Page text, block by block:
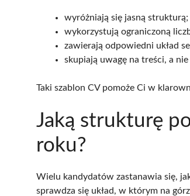
wyróżniają się jasną strukturą;
wykorzystują ograniczoną
zawierają odpowiedni układ
skupiają uwagę na treści, a
Taki szablon CV pomoże Ci w
Jaką strukturę
roku?
Wielu kandydatów zastanawia się,
sprawdza się układ, w którym na